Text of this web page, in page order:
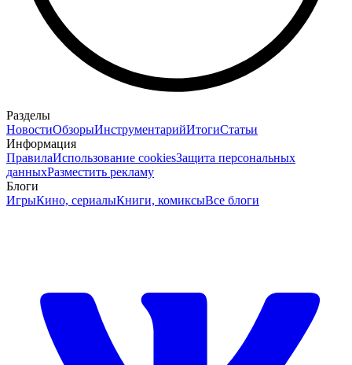
Разделы
НовостиОбзорыИнструментарийИтогиСтатьи
Информация
ПравилаИспользование cookiesЗащита персональных
данныхРазместить рекламу
Блоги
ИгрыКино, сериалыКниги, комиксыВсе блоги